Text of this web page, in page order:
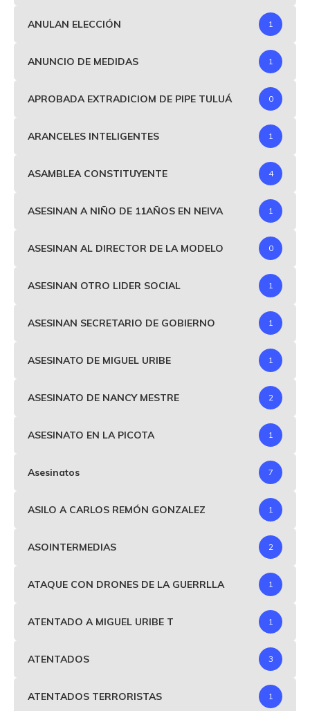
ANULAN ELECCIÓN 1
ANUNCIO DE MEDIDAS 1
APROBADA EXTRADICIOM DE PIPE TULUÁ 0
ARANCELES INTELIGENTES 1
ASAMBLEA CONSTITUYENTE 4
ASESINAN A NIÑO DE 11AÑOS EN NEIVA 1
ASESINAN AL DIRECTOR DE LA MODELO 0
ASESINAN OTRO LIDER SOCIAL 1
ASESINAN SECRETARIO DE GOBIERNO 1
ASESINATO DE MIGUEL URIBE 1
ASESINATO DE NANCY MESTRE 2
ASESINATO EN LA PICOTA 1
Asesinatos 7
ASILO A CARLOS REMÓN GONZALEZ 1
ASOINTERMEDIAS 2
ATAQUE CON DRONES DE LA GUERRLLA 1
ATENTADO A MIGUEL URIBE T 1
ATENTADOS 3
ATENTADOS TERRORISTAS 1